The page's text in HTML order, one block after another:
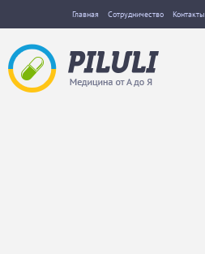
Главная Сотрудничество Контакты